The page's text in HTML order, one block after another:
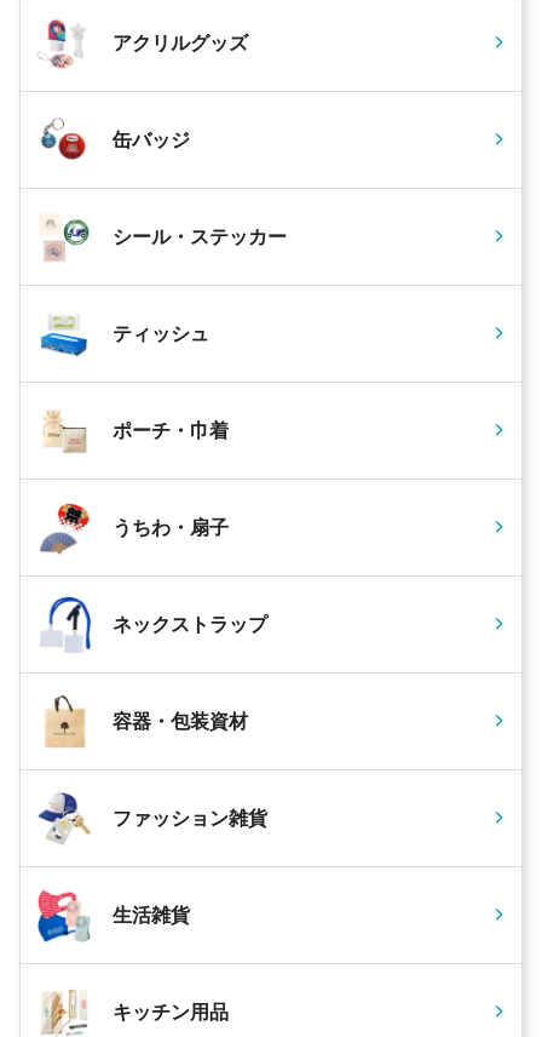
アクリルグッズ
缶バッジ
シール・ステッカー
ティッシュ
ポーチ・巾着
うちわ・扇子
ネックストラップ
容器・包装資材
ファッション雑貨
生活雑貨
キッチン用品